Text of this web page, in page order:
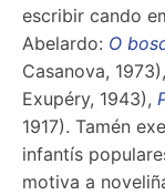
escribir cando
Abelardo: O
Casanova, 1973),
Exupéry, 1943),
1917). Tamén
infantís
motiva a